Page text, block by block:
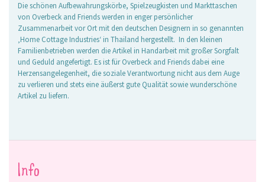
Die schönen Aufbewahrungskörbe, Spielzeugkisten und Markttaschen
von Overbeck and Friends werden in enger persönlicher
Zusammenarbeit vor Ort mit den deutschen Designern in so genannten
‚Home Cottage Industries‘ in Thailand hergestellt. In den kleinen
Familienbetrieben werden die Artikel in Handarbeit mit großer Sorgfalt
und Geduld angefertigt. Es ist für Overbeck and Friends dabei eine
Herzensangelegenheit, die soziale Verantwortung nicht aus dem Auge
zu verlieren und stets eine äußerst gute Qualität sowie wunderschöne
Artikel zu liefern.
Info